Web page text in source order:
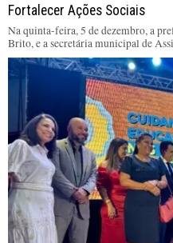
Fortalecer Ações Sociais
Na quinta-feira, 5 de dezembro, a
Brito, e a secretária municipal de